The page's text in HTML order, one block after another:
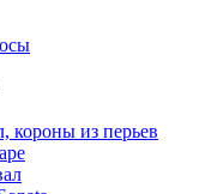
короны из перьев